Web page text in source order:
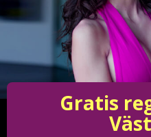
Gratis